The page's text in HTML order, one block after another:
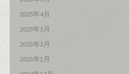
2025年4月
2025年3月
2025年2月
2025年1月